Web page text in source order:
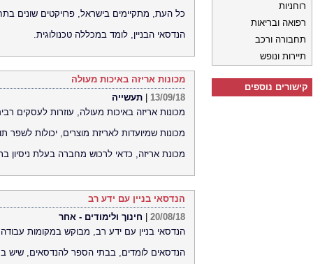
כל העת, מתקיימים בישראל, פרויקטים שונים
הנדסאי הבניין, לומד במכללה טכנולוגית.
מכונות אריזה באיכות מעולה
13/09/18
תעשייה
מכונות אריזה באיכות מעולה, עוזרות לעסקים
מכונות שמיועדות לאריזת מוצרים, יכולות לשפר
מכונת אריזה, כדאי לרכוש מחברה בעלת ניסיון
הנדסאי בניין עם ידע רב
20/08/18
חינוך ולימודים - אחר
הנדסאי בניין עם ידע רב, מבוקש במקומות עבודה
הנדסאים לומדים, בבתי הספר להנדסאים, שיש
רוחניות
רפואה ובריאות
תחבורה ורכב
תיירות ונופש
קישורים נוספים